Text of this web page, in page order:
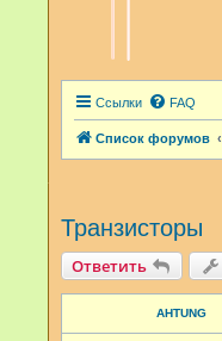
Ссылки FAQ
Список форумов
Транзисторы
Ответить
AHTUNG